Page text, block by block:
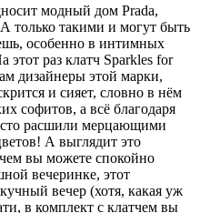
модный дом Prada,
только такими и могут быть
особенно в интимных
раз клатч Sparkles for
дизайнеры этой марки,
и сияет, словно в нём
софитов, а всё благодаря
расшили мерцающими
А выглядит это
вы можете спокойно
вечеринке, этот
вечер (хотя, какая уж
в комплект с клатчем вы